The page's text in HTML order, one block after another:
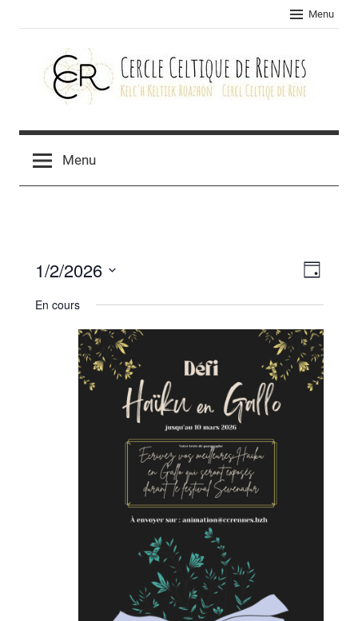
Menu
Cercle
celtique
Menu
par
Jour
1/2/2026
En cours